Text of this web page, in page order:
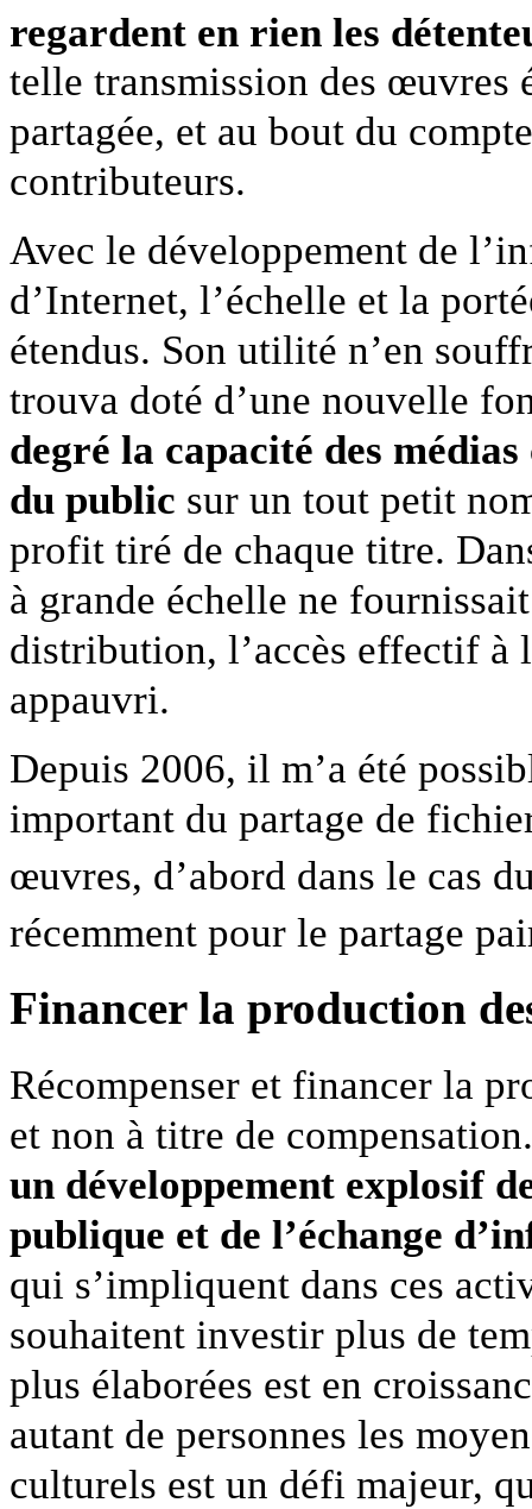
regardent en rien les
telle transmission des œuvres
partagée, et au bout du
contributeurs.
Avec le développement de
d’Internet, l’échelle et la
étendus. Son utilité n’en
trouva doté d’une nouvelle
degré la capacité des
du public sur un tout petit
profit tiré de chaque titre.
à grande échelle ne
distribution, l’accès effectif à
appauvri.
Depuis 2006, il m’a été
important du partage de
œuvres, d’abord dans le cas
récemment pour le partage
Financer la production
Récompenser et financer la
et non à titre de
un développement explosif
publique et de l’échange
qui s’impliquent dans ces
souhaitent investir plus de
plus élaborées est en
autant de personnes les
culturels est un défi majeur,